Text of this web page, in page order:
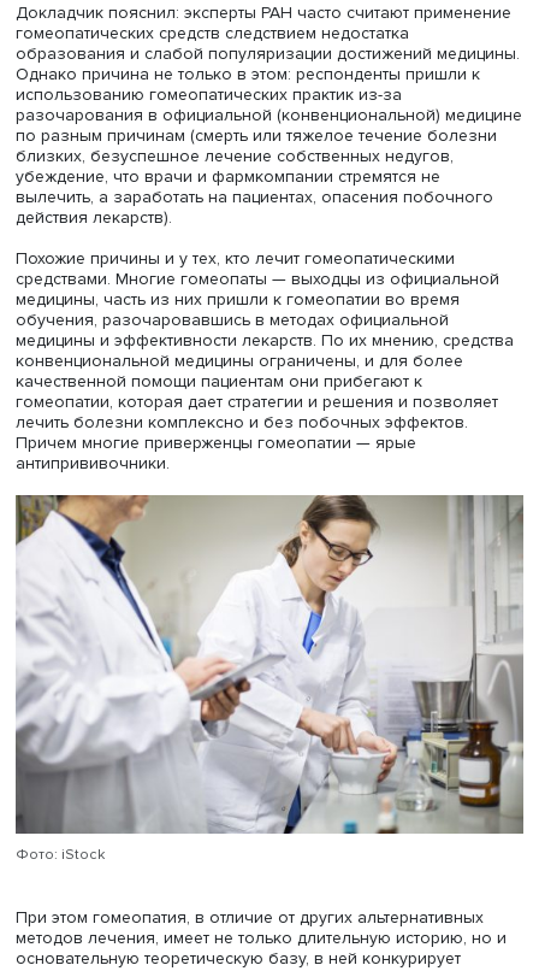
гомеопатические средства, чтобы выяснить причины
обращения к этому методу лечения. Для этого
течение двух недель наблюдал за активностью
гомеопатических сообществ в социальных сетях
2000 человек) и направил просьбу об интервью
активным пользователям, частично или полностью
отказавшимся от конвенциональной медицины. В
согласились принять участие 26 человек, выборка по
жительства и социальный состав в целом соответствуют
структуре населения России.
Докладчик пояснил: эксперты РАН часто считают
гомеопатических средств следствием недостатка
образования и слабой популяризации достижений
Однако причина не только в этом: респонденты
использованию гомеопатических практик из-за
разочарования в официальной (конвенциональной)
по разным причинам (смерть или тяжелое течение
близких, безуспешное лечение собственных недугов,
убеждение, что врачи и фармкомпании стремятся не
действия лекарств).
Похожие причины и у тех, кто лечит гомеопатическими
средствами. Многие гомеопаты — выходцы из
медицины, часть из них пришли к гомеопатии во время
обучения, разочаровавшись в методах официальной
медицины и эффективности лекарств. По их мнению,
конвенциональной медицины ограничены, и для более
качественной помощи пациентам они прибегают к
гомеопатии, которая дает стратегии и решения и
лечить болезни комплексно и без побочных эффектов.
Причем многие приверженцы гомеопатии — ярые
антипрививочники.